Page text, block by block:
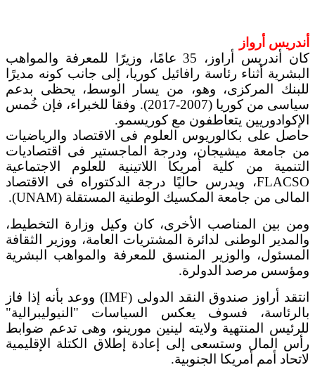
أندريس أرواز
كان أندريس أراوز، 35 عامًا، وزيرًا للمعرفة والمواهب
البشرية أثناء رئاسة رافائيل كوريا، إلى جانب كونه مديرًا
للبنك المركزى، وهو، من يسار الوسط، يحظى بدعم
سياسى من كوريا (2007-2017). وفقا للخبراء، فإن خُمس
الإكوادوريين يتعاطفون مع كوريسمو.
حاصل على بكالوريوس العلوم فى الاقتصاد والرياضيات
من جامعة ميشيجان، ودرجة الماجستير فى اقتصاديات
التنمية من كلية أمريكا اللاتينية للعلوم الاجتماعية
FLACSO، ويدرس حاليًا درجة الدكتوراه فى الاقتصاد
المالى من جامعة المكسيك الوطنية المستقلة (UNAM).
ومن بين المناصب الأخرى، كان وكيل وزارة التخطيط،
والمدير الوطنى لدائرة المشتريات العامة، ووزير الثقافة
المسئول، والوزير المنسق للمعرفة والمواهب البشرية
ومؤسس مرصد الدولرة.
انتقد أراوز صندوق النقد الدولى (IMF) ووعد بأنه إذا فاز
بالرئاسة، فسوف يعكس السياسات "النيوليبرالية"
للرئيس المنتهية ولايته لينين مورينو، وهى تدعم ضوابط
رأس المال وستسعى إلى إعادة إطلاق الكتلة الإقليمية
لاتحاد أمم أمريكا الجنوبية.